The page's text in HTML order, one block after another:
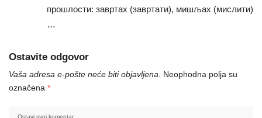
прошлости: завртах (завртати), мишљах (мислити)
…
Ostavite odgovor
Vaša adresa e-pošte neće biti objavljena. Neophodna polja su
označena *